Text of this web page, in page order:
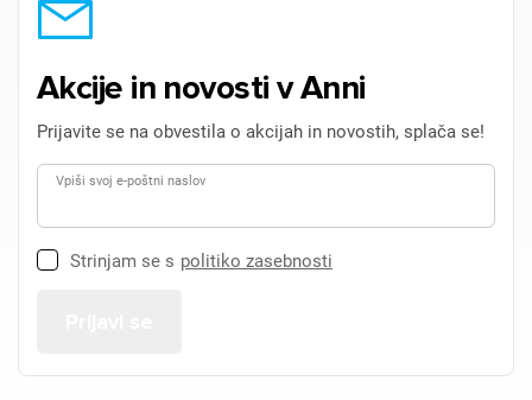
Akcije in novosti v Anni
Prijavite se na obvestila o akcijah in novostih, splača se!
Vpiši svoj e-poštni naslov
Strinjam se s politiko zasebnosti